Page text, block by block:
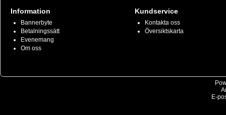
Information
Bannerbyte
Betalningssätt
Evenemang
Om oss
Kundservice
Kontakta oss
Översiktskarta
E-